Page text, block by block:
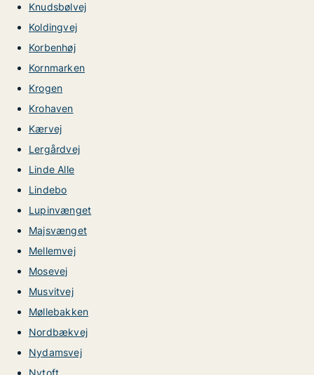
Knudsbølvej
Koldingvej
Korbenhøj
Kornmarken
Krogen
Krohaven
Kærvej
Lergårdvej
Linde Alle
Lindebo
Lupinvænget
Majsvænget
Mellemvej
Mosevej
Musvitvej
Møllebakken
Nordbækvej
Nydamsvej
Nytoft